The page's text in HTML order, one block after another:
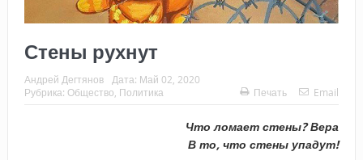
Стены рухнут
Андрей Дегтянов Дата: Май 02, 2020
Рубрика: Общество Политика Печать Email
Что ломает стены? Вера
В то, что стены упадут!